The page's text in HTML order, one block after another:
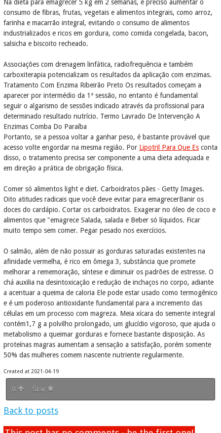
Na dieta para emagrecer 5 kg em 2 semanas, é preciso aumentar o
consumo de fibras, frutas, vegetais e alimentos integrais, como arroz,
farinha e macarrão integral, evitando o consumo de alimentos
industrializados e ricos em gordura, como comida congelada, bacon,
salsicha e biscoito recheado.
Associações com drenagem linfática, radiofrequência e também
carboxiterapia potencializam os resultados da aplicação com enzimas.
Tratamento Com Enzima Ribeirão Preto Os resultados começam a
aparecer por intermédio da 1ª sessão, no entanto é fundamental
seguir o algarismo de sessões indicado através da profissional para
determinado resultado nutrício. Termo Lavrado De Intervenção A
Enzimas Comba Do Paraíba
Portanto, se a pessoa voltar a ganhar peso, é bastante provável que
acesso volte engordar na mesma região. Por Lipotril Para Que Es conta
disso, o tratamento precisa ser componente a uma dieta adequada e
em direção a prática de obrigação física.
Comer só alimentos light e diet. Carboidratos pães - Getty Images.
Oito atitudes radicais que você deve evitar para emagrecerBanir os
doces do cardápio. Cortar os carboidratos. Exagerar no óleo de coco e
alimentos que "emagrece Salada, salada e Beber só líquidos. Ficar
muito tempo sem comer. Pegar pesado nos exercícios.
O salmão, além de não possuir as gorduras saturadas existentes na
afinidade vermelha, é rico em ômega 3, substância que promete
melhorar a rememoração, síntese e diminuir os padrões de estresse. O
chá auxilia na desintoxicação e redução de inchaços no corpo, adiante
a acentuar a queima de caloria Ele pode estar usado como termogênico
e é um poderoso antioxidante fundamental para a incremento das
células em um processo com magreza. Meia xícara do semente integral
contém1,7 g a polvilho prolongado, um glucídio vigoroso, que ajuda o
metabolismo a queimar gorduras e fornece bastante disposição. As
proteínas magras aumentam a sensação a satisfação, porém somente
50% das mulheres comem nascente nutriente regularmente.
Created at 2021-04-19
0 Star
Back to posts